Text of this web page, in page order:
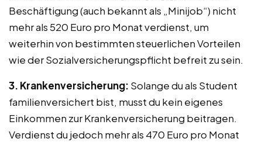
Beschäftigung (auch bekannt als „Minijob“) nicht
mehr als 520 Euro pro Monat verdienst, um
weiterhin von bestimmten steuerlichen Vorteilen
wie der Sozialversicherungspflicht befreit zu sein.
3. Krankenversicherung: Solange du als Student
familienversichert bist, musst du kein eigenes
Einkommen zur Krankenversicherung beitragen.
Verdienst du jedoch mehr als 470 Euro pro Monat